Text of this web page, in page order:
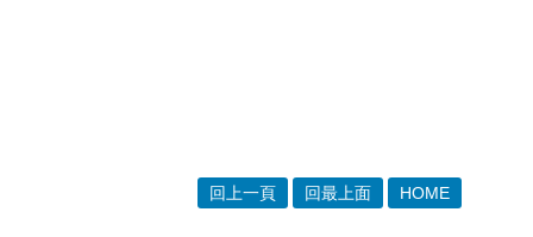
回上一頁 回最上面 HOME